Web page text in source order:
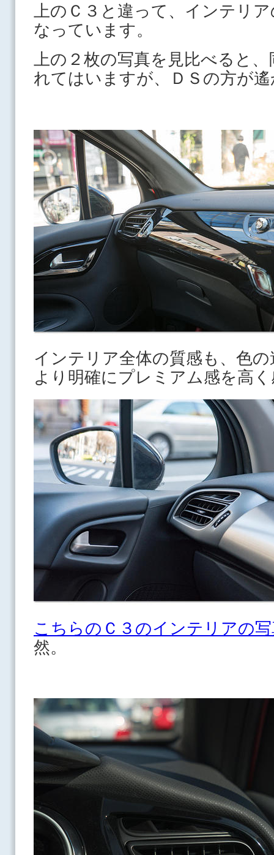
上のＣ３と違って、インテリ
なっています。
上の２枚の写真を見比べると
れてはいますが、ＤＳの方が
インテリア全体の質感も、色
より明確にプレミアム感を高
こちらのＣ３のインテリアの
然。